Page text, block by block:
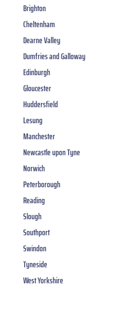
Brighton
Cheltenham
Dearne Valley
Dumfries and Galloway
Edinburgh
Gloucester
Huddersfield
Lesung
Manchester
Newcastle upon Tyne
Norwich
Peterborough
Reading
Slough
Southport
Swindon
Tyneside
West Yorkshire